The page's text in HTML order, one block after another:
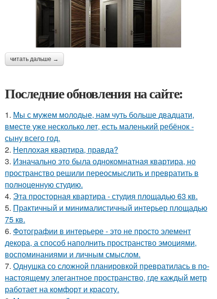
читать дальше →
Последние обновления на сайте:
1. Мы с мужем молодые, нам чуть больше двадцати,
вместе уже несколько лет, есть маленький ребёнок -
сыну всего год.
2. Неплохая квартира, правда?
3. Изначально это была однокомнатная квартира, но
пространство решили переосмыслить и превратить в
полноценную студию.
4. Эта просторная квартира - студия площадью 63 кв.
5. Практичный и минималистичный интерьер площадью
75 кв.
6. Фотографии в интерьере - это не просто элемент
декора, а способ наполнить пространство эмоциями,
воспоминаниями и личным смыслом.
7. Однушка со сложной планировкой превратилась в по-
настоящему элегантное пространство, где каждый метр
работает на комфорт и красоту.